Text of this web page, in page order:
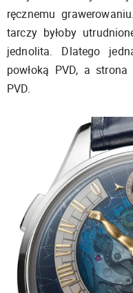
ręcznemu
tarczy byłoby
jednolita. Dlatego
powłoką PVD, a
PVD.